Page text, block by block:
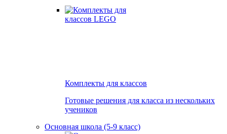
Комплекты для классов
Готовые решения для класса из нескольких
учеников
Основная школа (5-9 класс)